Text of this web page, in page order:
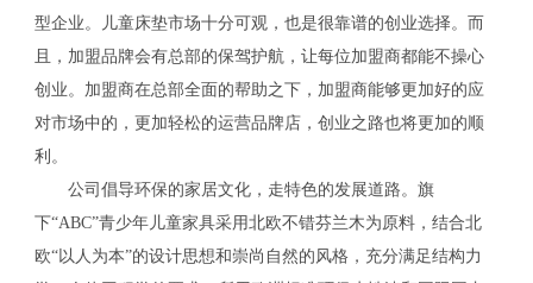
型企业。儿童床垫市场十分可观，也是很靠谱的创业选择。而
且，加盟品牌会有总部的保驾护航，让每位加盟商都能不操心
创业。加盟商在总部全面的帮助之下，加盟商能够更加好的应
对市场中的，更加轻松的运营品牌店，创业之路也将更加的顺
利。
公司倡导环保的家居文化，走特色的发展道路。旗
下“ABC”青少年儿童家具采用北欧不错芬兰木为原料，结合北
欧“以人为本”的设计思想和崇尚自然的风格，充分满足结构力